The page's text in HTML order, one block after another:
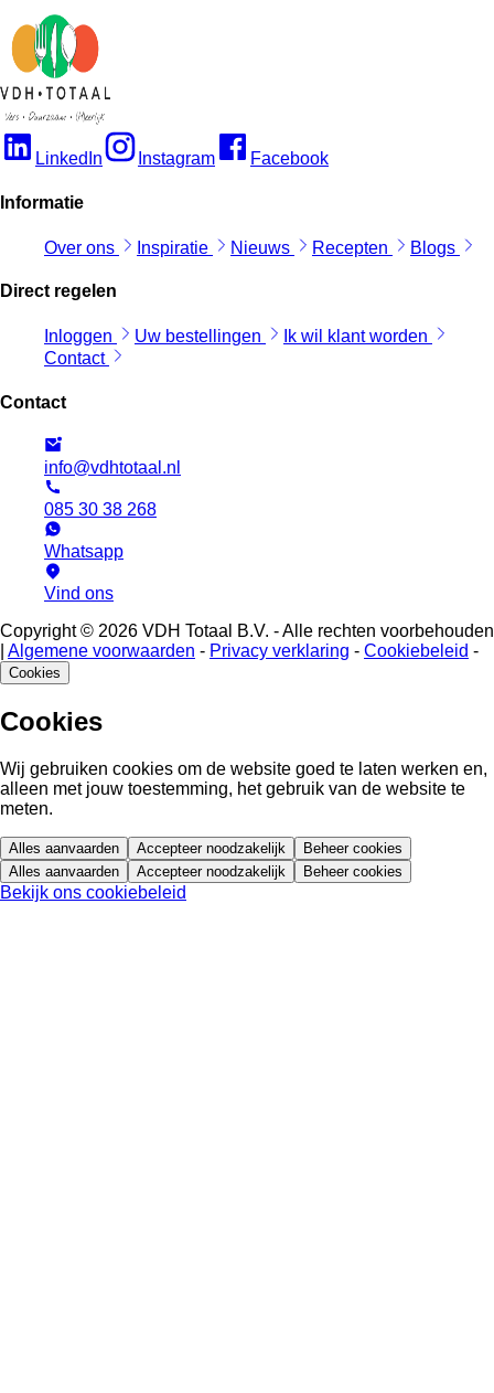
LinkedIn Instagram Facebook
Informatie
Over ons Inspiratie Nieuws Recepten Blogs
Direct regelen
Inloggen Uw bestellingen
Ik wil klant worden
Contact
Contact
info@vdhtotaal.nl
085 30 38 268
Whatsapp
Vind ons
Copyright © 2026 VDH Totaal B.V. - Alle rechten voorbehouden
Algemene voorwaarden - Privacy verklaring - Cookiebeleid -
Cookies
Cookies
Wij gebruiken cookies om de website goed te laten werken en,
alleen met jouw toestemming, het gebruik van de website te
meten.
Alles aanvaarden Accepteer noodzakelijk
Beheer cookies
Alles aanvaarden
Accepteer noodzakelijk Beheer cookies
Bekijk ons cookiebeleid